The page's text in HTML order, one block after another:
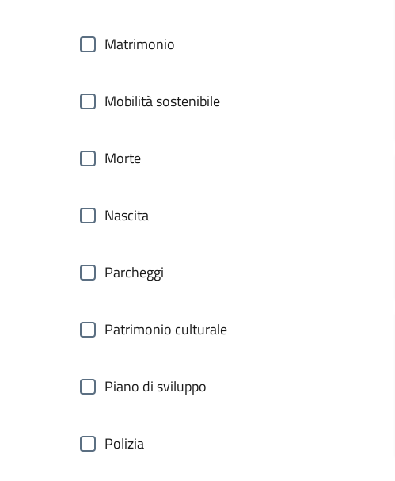
Matrimonio
Mobilità sostenibile
Morte
Nascita
Parcheggi
Patrimonio culturale
Piano di sviluppo
Polizia